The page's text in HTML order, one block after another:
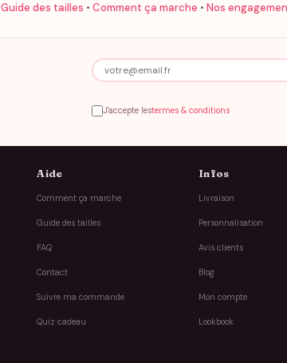
Guide des tailles • Comment ça marche • Nos
J'accepte lestermes & conditions
Aide
Comment ça marche
Guide des tailles
FAQ
Contact
Suivre ma commande
Quiz cadeau
Infos
Livraison
Personnalisation
Avis clients
Blog
Mon compte
Lookbook